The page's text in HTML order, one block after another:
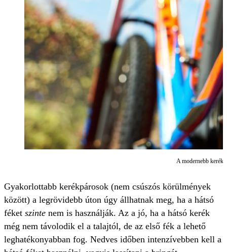
A modernebb
Gyakorlottabb kerékpárosok (nem csúszós körülmények
között) a legrövidebb úton úgy állhatnak meg, ha a hátsó
féket szinte nem is használják. Az a jó, ha a hátsó kerék
még nem távolodik el a talajtól, de az első fék a lehető
leghatékonyabban fog. Nedves időben intenzívebben kell a